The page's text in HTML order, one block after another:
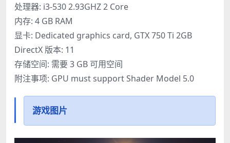
处理器: i3-530 2.93GHZ 2 Core
内存: 4 GB RAM
显卡: Dedicated graphics card, GTX 750 Ti 2GB
DirectX 版本: 11
存储空间: 需要 3 GB 可用空间
附注事项: GPU must support Shader Model 5.0
游戏图片